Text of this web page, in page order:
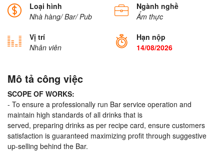
Loại hình
Nhà hàng/ Bar/ Pub
Ngành nghề
Ẩm thực
Vị trí
Nhân viên
Hạn nộp
14/08/2026
Mô tả công việc
SCOPE OF WORKS:
- To ensure a professionally run Bar service operation and
maintain high standards of all drinks that is
served, preparing drinks as per recipe card, ensure customers
satisfaction is guaranteed maximizing profit through suggestive
up-selling behind the Bar.